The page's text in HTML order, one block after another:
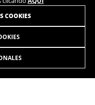
COOKIES